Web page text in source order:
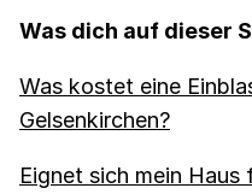
Was dich auf dieser
Was kostet eine
Gelsenkirchen?
Eignet sich mein Haus